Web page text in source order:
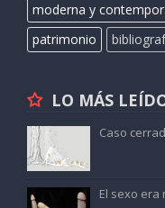
moderna y
patrimonio
LO MÁS
Caso
El sexo era